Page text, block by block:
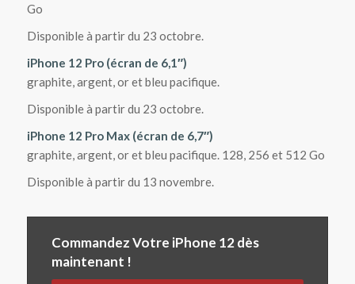
Go
Disponible à partir du 23 octobre.
iPhone 12 Pro (écran de 6,1″)
graphite, argent, or et bleu pacifique.
Disponible à partir du 23 octobre.
iPhone 12 Pro Max (écran de 6,7″)
graphite, argent, or et bleu pacifique. 128, 256 et 512 Go
Disponible à partir du 13 novembre.
Commandez Votre iPhone 12 dès
maintenant !